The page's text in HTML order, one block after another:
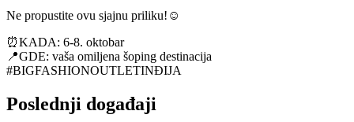
Ne propustite ovu sjajnu priliku!☺️
⏰KADA: 6-8. oktobar
📍GDE: vaša omiljena šoping destinacija
#BIGFASHIONOUTLETINĐIJA
Poslednji događaji